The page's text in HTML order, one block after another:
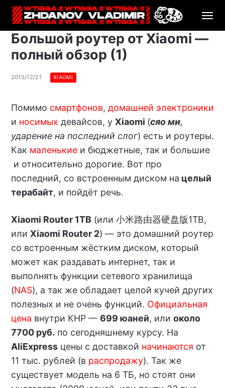
Большой роутер от Xiaomi —
полный обзор (1)
2015/12/21 XIAOMI
Помимо смартфонов, домашней электроники
и носимых девайсов, у Xiaomi (сяо ми,
ударение на последний слог) есть и роутеры.
Как маленькиеи бюджетные, так и большие
и относительно дорогие. Вот про
последний, со встроенным диском на целый
терабайт, и пойдёт речь.
Xiaomi Router 1TB (или 小米路由器硬盘版1TB,
или Xiaomi Router 2) — это домашний роутер
со встроенным жёстким диском, который
может как раздавать интернет, так и
выполнять функции сетевого хранилища
(NAS), а так же обладает целой кучей других
полезных и не очень функций. Официальная
цена внутри КНР — 699 юаней, или около
7700 руб. по сегодняшнему курсу. На
AliExpressцены с доставкой начинаются от
11 тыс. рублей (в распродажу). Так же
существует модель на 6 ТБ, но стоят они